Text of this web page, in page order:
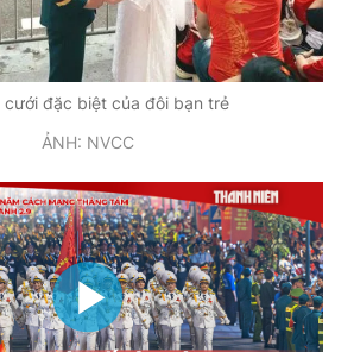
cưới đặc biệt của đôi bạn trẻ
ẢNH: NVCC